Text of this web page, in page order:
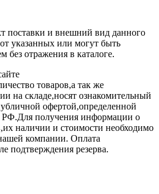
поставки и внешний вид данного
указанных или могут быть
без отражения в каталоге.
товаров,а так же
на складе,носят ознакомительный
офертой,определенной
РФ.Для получения информации о
наличии и стоимости необходимо
компании. Оплата
подтверждения резерва.